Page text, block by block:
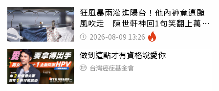
狂風暴雨灌進陽台！他內褲竟遭颱
風吹走 陳世軒神回1句笑翻上萬網
友 2026-08-09 13:26
做到這點才有資格說愛你
台灣癌症基金會